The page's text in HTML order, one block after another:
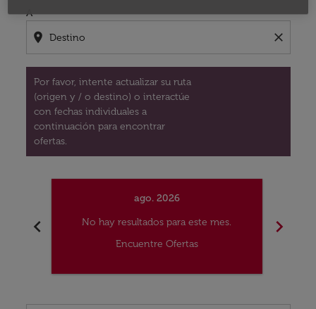
A
location_on close
Por favor, intente actualizar su ruta
(origen y / o destino) o interactúe
con fechas individuales a
continuación para encontrar
ofertas.
chevron_left
ago. 2026
No hay resultados para este mes.
Encuentre Ofertas
chevron_right